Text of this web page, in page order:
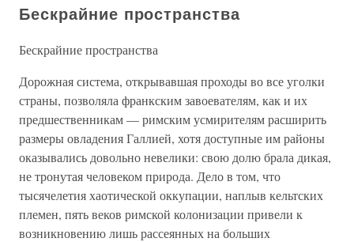
Бескрайние пространства
Бескрайние пространства
Дорожная система, открывавшая проходы во все уголки
страны, позволяла франкским завоевателям, как и их
предшественникам — римским усмирителям расширить
размеры овладения Галлией, хотя доступные им районы
оказывались довольно невелики: свою долю брала дикая,
не тронутая человеком природа. Дело в том, что
тысячелетия хаотической оккупации, наплыв кельтских
племен, пять веков римской колонизации привели к
возникновению лишь рассеянных на больших